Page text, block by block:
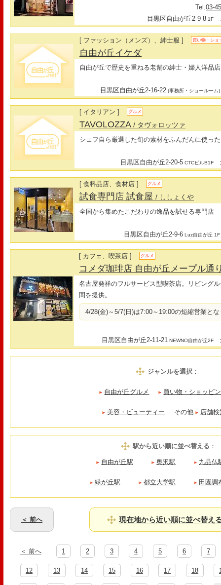
Tel.03-
目黒区自由が丘2-9-8 1F
[ ファッション（メンズ）、紳士服 ] 買い物・ショ
自由が丘イケダ
自由が丘で歴史を重ねる老舗の紳士・婦人洋品店
目黒区自由が丘2-16-22 (事務所・ショールーム)
[ イタリアン ] グルメ
TAVOLOZZA/ タヴォロッツァ
シェフ自ら厳選した旬の素材をふんだんに使っ
目黒区自由が丘2-20-5 CTCビルB1F
[ 食料品店、食材店 ] グルメ
試食専門店 試食屋/ ししょくや
全国から集めたこだわりの逸品を試せる専門店
目黒区自由が丘2-9-6 Luz自由が丘 1F
[ カフェ、喫茶店 ] グルメ
コメダ珈琲店 自由が丘メープル通
名古屋発祥のフルサービス型喫茶店。リビング
間を提供。
4/28(金)～5/7(日)は7:00～19:00の短縮営業と
目黒区自由が丘2-11-21 NEWNO自由が丘2F
ジャンルを選択：
自由が丘グルメ 買い物・ショッピ
美容・ビューティー その他 店舗
駅から近い順に並べ替える ：
自由が丘駅 奥沢駅 九品仏
緑が丘駅 都立大学駅 田園調
＜ 前へ 現在地から近い順に並べ替え
＜ 前へ 1 2 3 4 5 6 7
12 13 14 15 16 17 18